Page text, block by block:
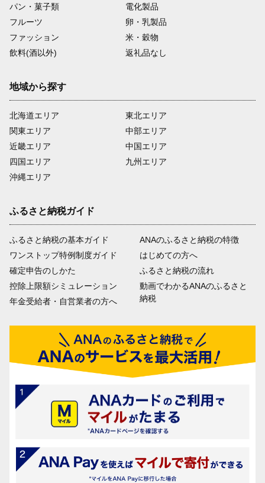
パン・菓子類
電化製品
フルーツ
卵・乳製品
ファッション
米・穀物
飲料(酒以外)
返礼品なし
地域から探す
北海道エリア
関東エリア
近畿エリア
四国エリア
沖縄エリア
東北エリア
中部エリア
中国エリア
九州エリア
ふるさと納税ガイド
ふるさと納税の基本ガイド
ワンストップ特例制度ガイド
確定申告のしかた
控除上限額シミュレーション
年金受給者・自営業者の方へ
ANAのふるさと納税の特徴
はじめての方へ
ふるさと納税の流れ
動画でわかるANAのふるさと
納税